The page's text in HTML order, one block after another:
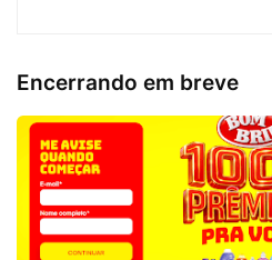
Encerrando em breve